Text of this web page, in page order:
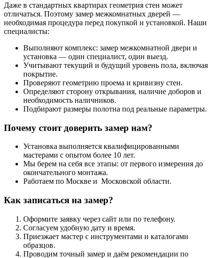
Даже в стандартных квартирах геометрия стен может
отличаться. Поэтому замер межкомнатных дверей —
необходимая процедура перед покупкой и установкой. Наши
специалисты:
Выполняют комплекс: замер межкомнатной двери и
установка — один специалист, один выезд.
Учитывают текущий и будущий уровень пола, включая
покрытие.
Проверяют геометрию проема и кривизну стен.
Определяют сторону открывания, наличие доборов и
необходимость наличников.
Подбирают размеры полотна под реальные параметры.
Почему стоит доверить замер нам?
Установка выполняется квалифицированными
мастерами с опытом более 10 лет.
Мы берем на себя все этапы: от первого измерения до
окончательного монтажа.
Работаем по Москве и Московской области.
Как записаться на замер?
Оформите заявку через сайт или по телефону.
Согласуем удобную дату и время.
Приезжает мастер с инструментами и каталогами
образцов.
Проводим точный замер и даём рекомендации по